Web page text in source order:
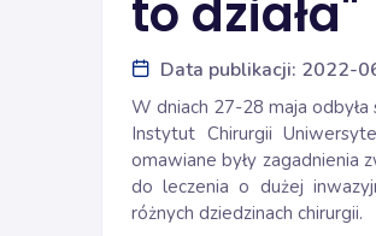
to działa"
Data publikacji: 2022-
W dniach 27-28 maja
Instytut Chirurgii
omawiane były zagadnienia
do leczenia o dużej
różnych dziedzinach chirurgii.